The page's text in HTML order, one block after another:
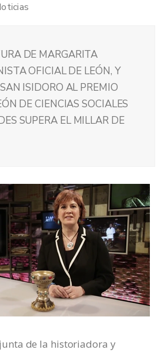
DE MARGARITA
OFICIAL DE LEÓN, Y
ISIDORO AL PREMIO
DE CIENCIAS SOCIALES
SUPERA EL MILLAR DE
de la historiadora y